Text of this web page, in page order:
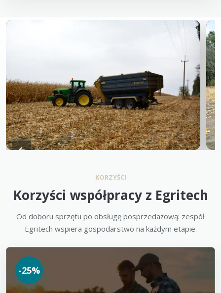
KORZYŚCI
Korzyści współpracy z Egritech
Od doboru sprzętu po obsługę posprzedażową: zespół
Egritech wspiera gospodarstwo na każdym etapie.
-25%